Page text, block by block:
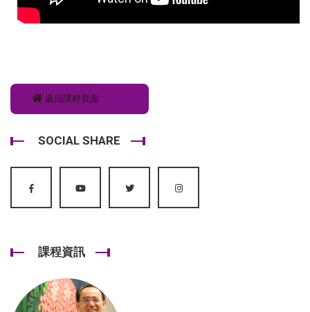
返回課程頁面
SOCIAL SHARE
課程資訊